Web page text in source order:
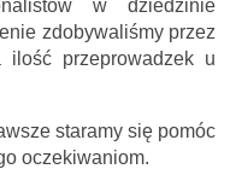
w dziedzinie
zdobywaliśmy przez
ilość przeprowadzek u
staramy się pomóc
oczekiwaniom.